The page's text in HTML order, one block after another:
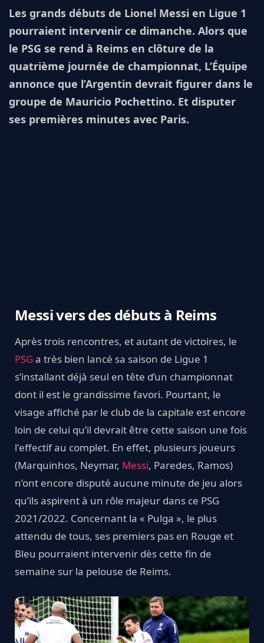
Les grands débuts de Lionel Messi en Ligue 1
pourraient intervenir ce dimanche. Alors que
le PSG se rend à Reims en clôture de la
quatrième journée de championnat, L’Équipe
annonce que l’Argentin devrait figurer dans le
groupe de Mauricio Pochettino. Et disputer
ses premières minutes avec Paris.
Messi vers des débuts à Reims
Après trois rencontres, et autant de victoires, le
PSGa très bien lancé sa saison de Ligue 1
s’installant déjà seul en tête d’un championnat
dont il est le grandissime favori. Pourtant, le
visage affiché par le club de la capitale est encore
loin de celui qu’il devrait être cette saison une fois
l'effectif au complet. En effet, plusieurs joueurs
(Marquinhos, Neymar, Messi, Paredes, Ramos)
n’ont encore disputé aucune minute de jeu alors
qu’ils aspirent à un rôle majeur dans ce PSG
2021/2022. Concernant la « Pulga », le plus
attendu de tous, ses premiers pas en Rouge et
Bleu pourraient intervenir dès cette fin de
semaine sur la pelouse de Reims.